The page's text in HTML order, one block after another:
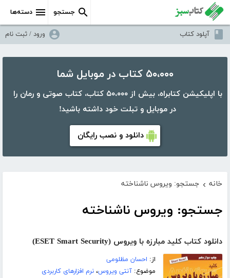
دسته‌ها جستجو
آپلود کتاب ورود / ثبت نام
۵۰،۰۰۰ کتاب در موبایل شما
با اپلیکیشن کتابراه، بیش از ۵۰،۰۰۰ کتاب، کتاب صوتی و رمان را
در موبایل و تبلت خود داشته باشید!
دانلود و نصب رایگان
خانه › جستجو: ویروس ناشناخته
جستجو: ویروس ناشناخته
دانلود کتاب کلید مبارزه با ویروس (ESET Smart Security)
از: احسان مظلومی
موضوع:آنتی ویروس،نرم افزارهای کاربردی